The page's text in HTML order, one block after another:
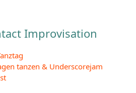
Improvisation
tanzen & Underscorejam